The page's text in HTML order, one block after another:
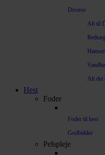
Diverse
Alt til
Alt det
Hest
Foder
Foder til hest
Godbidder
Pelspleje